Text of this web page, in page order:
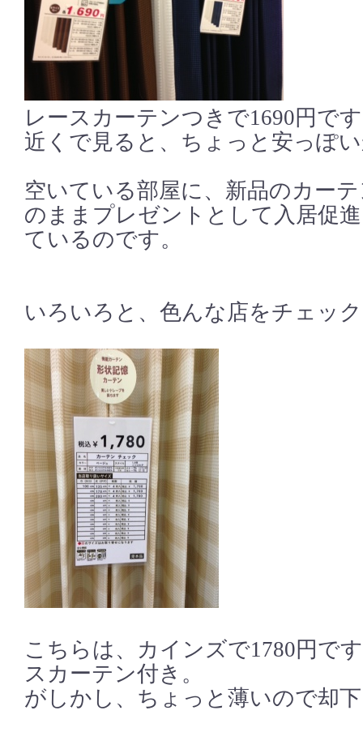
レースカーテンつきで1690円で
近くで見ると、ちょっと安っぽ
空いている部屋に、新品のカー
のままプレゼントとして入居促
ているのです。
いろいろと、色んな店をチェッ
こちらは、カインズで1780円で
スカーテン付き。
がしかし、ちょっと薄いので却